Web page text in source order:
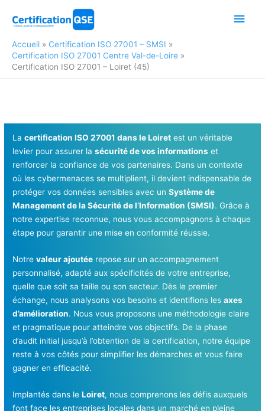
Accueil
Certification ISO 27001 – SMSI
Certification ISO 27001 Centre Val-de-Loire
Certification ISO 27001 – Loiret (45)
Lacertification ISO 27001 dans le Loiret est un véritable
levier pour assurer lasécurité de vos informations et
renforcer la confiance de vos partenaires. Dans un contexte
où les cybermenaces se multiplient, il devient indispensable de
protéger vos données sensibles avec unSystème de
Management de la Sécurité de l’Information (SMSI). Grâce à
notre expertise reconnue, nous vous accompagnons à chaque
étape pour garantir une mise en conformité réussie.
Notrevaleur ajoutée repose sur un accompagnement
personnalisé, adapté aux spécificités de votre entreprise,
quelle que soit sa taille ou son secteur. Dès le premier
échange, nous analysons vos besoins et identifions lesaxes
d’amélioration. Nous vous proposons une méthodologie claire
et pragmatique pour atteindre vos objectifs. De la phase
d’audit initial jusqu’à l’obtention de la certification, notre équipe
reste à vos côtés pour simplifier les démarches et vous faire
gagner en efficacité.
Implantés dans leLoiret, nous comprenons les défis auxquels
font face les entreprises locales dans un marché en pleine